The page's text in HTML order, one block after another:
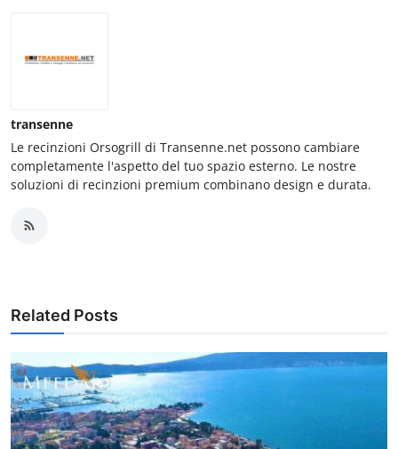
transenne
Le recinzioni Orsogrill di Transenne.net possono cambiare
completamente l'aspetto del tuo spazio esterno. Le nostre
soluzioni di recinzioni premium combinano design e durata.
Related Posts